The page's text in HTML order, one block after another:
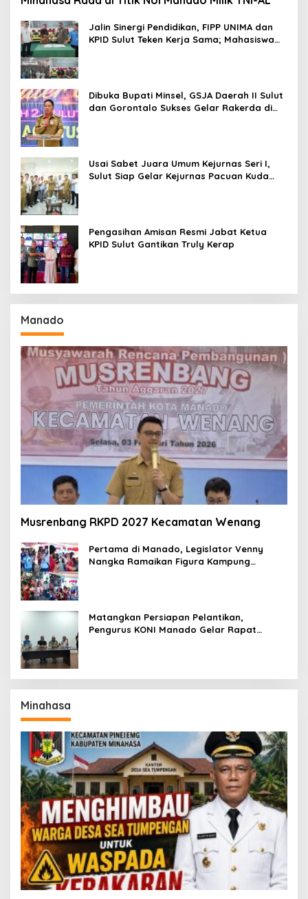
Jalin Sinergi Pendidikan, FIPP UNIMA dan
KPID Sulut Teken Kerja Sama; Mahasiswa
Dibuka Bupati Minsel, GSJA Daerah II Sulut
dan Gorontalo Sukses Gelar Rakerda di
Usai Sabet Juara Umum Kejurnas Seri I,
Sulut Siap Gelar Kejurnas Pacuan Kuda
Pengasihan Amisan Resmi Jabat Ketua
KPID Sulut Gantikan Truly Kerap
Manado
Musrenbang RKPD 2027 Kecamatan Wenang
Pertama di Manado, Legislator Venny
Nangka Ramaikan Figura Kampung
Matangkan Persiapan Pelantikan,
Pengurus KONI Manado Gelar Rapat
Minahasa